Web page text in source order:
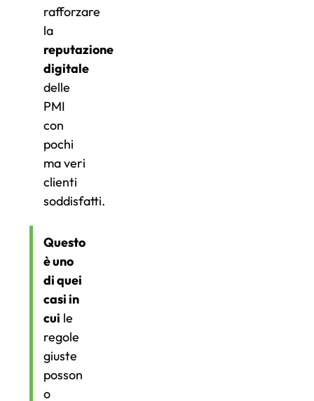
rafforzare
la
reputazione
digitale
delle
PMI
con
pochi
ma veri
clienti
soddisfatti.
Questo
è uno
di quei
casi in
cui le
regole
giuste
posson
o